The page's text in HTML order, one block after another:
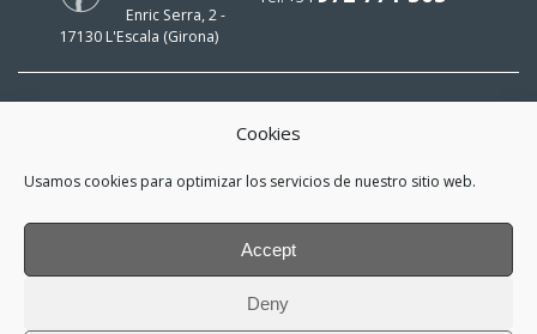
Cookies
Usamos cookies para optimizar los servicios de nuestro sitio web.
Accept
Deny
Enric Serra, 2 -
17130 L'Escala (Girona)
¡Mi e-mail es
y me interesa estar al día!
*He leído y acepto lapolítica de